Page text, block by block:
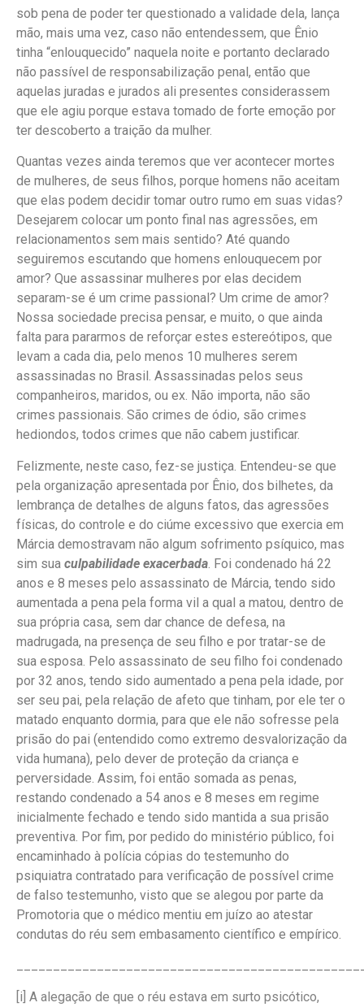
sob pena de poder ter questionado a validade dela, lança
mão, mais uma vez, caso não entendessem, que Ênio
tinha “enlouquecido” naquela noite e portanto declarado
não passível de responsabilização penal, então que
aquelas juradas e jurados ali presentes considerassem
que ele agiu porque estava tomado de forte emoção por
ter descoberto a traição da mulher.
Quantas vezes ainda teremos que ver acontecer mortes
de mulheres, de seus filhos, porque homens não aceitam
que elas podem decidir tomar outro rumo em suas vidas?
Desejarem colocar um ponto final nas agressões, em
relacionamentos sem mais sentido? Até quando
seguiremos escutando que homens enlouquecem por
amor? Que assassinar mulheres por elas decidem
separam-se é um crime passional? Um crime de amor?
Nossa sociedade precisa pensar, e muito, o que ainda
falta para pararmos de reforçar estes estereótipos, que
levam a cada dia, pelo menos 10 mulheres serem
assassinadas no Brasil. Assassinadas pelos seus
companheiros, maridos, ou ex. Não importa, não são
crimes passionais. São crimes de ódio, são crimes
hediondos, todos crimes que não cabem justificar.
Felizmente, neste caso, fez-se justiça. Entendeu-se que
pela organização apresentada por Ênio, dos bilhetes, da
lembrança de detalhes de alguns fatos, das agressões
físicas, do controle e do ciúme excessivo que exercia em
Márcia demostravam não algum sofrimento psíquico, mas
sim sua culpabilidade exacerbada . Foi condenado há 22
anos e 8 meses pelo assassinato de Márcia, tendo sido
aumentada a pena pela forma vil a qual a matou, dentro de
sua própria casa, sem dar chance de defesa, na
madrugada, na presença de seu filho e por tratar-se de
sua esposa. Pelo assassinato de seu filho foi condenado
por 32 anos, tendo sido aumentado a pena pela idade, por
ser seu pai, pela relação de afeto que tinham, por ele ter o
matado enquanto dormia, para que ele não sofresse pela
prisão do pai (entendido como extremo desvalorização da
vida humana), pelo dever de proteção da criança e
perversidade. Assim, foi então somada as penas,
restando condenado a 54 anos e 8 meses em regime
inicialmente fechado e tendo sido mantida a sua prisão
preventiva. Por fim, por pedido do ministério público, foi
encaminhado à polícia cópias do testemunho do
psiquiatra contratado para verificação de possível crime
de falso testemunho, visto que se alegou por parte da
Promotoria que o médico mentiu em juízo ao atestar
condutas do réu sem embasamento científico e empírico.
[i] A alegação de que o réu estava em surto psicótico,